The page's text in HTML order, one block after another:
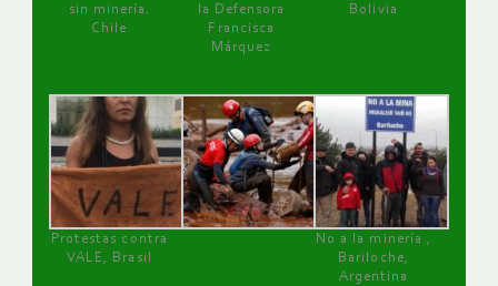
sin minería.
Chile
la Defensora
Francisca
Márquez
Bolivia
Protestas contra
VALE, Brasil
No a la minería ,
Bariloche,
Argentina